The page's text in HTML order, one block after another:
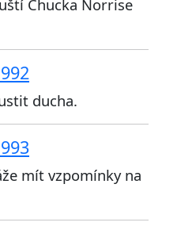
Chucka Norrise
ducha.
mít vzpomínky na